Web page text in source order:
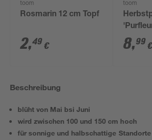
toom
Rosmarin 12 cm Topf
2,49 €
toom
8,99
Beschreibung
blüht von Mai bsi Juni
wird zwischen 100 und 150 cm hoch
für sonnige und halbschattige Standorte